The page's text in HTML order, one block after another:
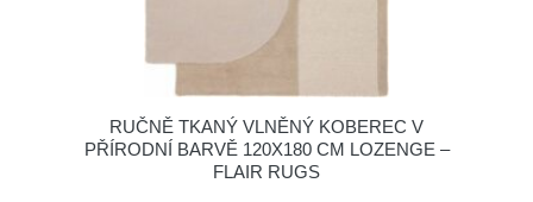
RUČNĚ TKANÝ VLNĚNÝ KOBEREC V
PŘÍRODNÍ BARVĚ 120X180 CM LOZENGE –
FLAIR RUGS